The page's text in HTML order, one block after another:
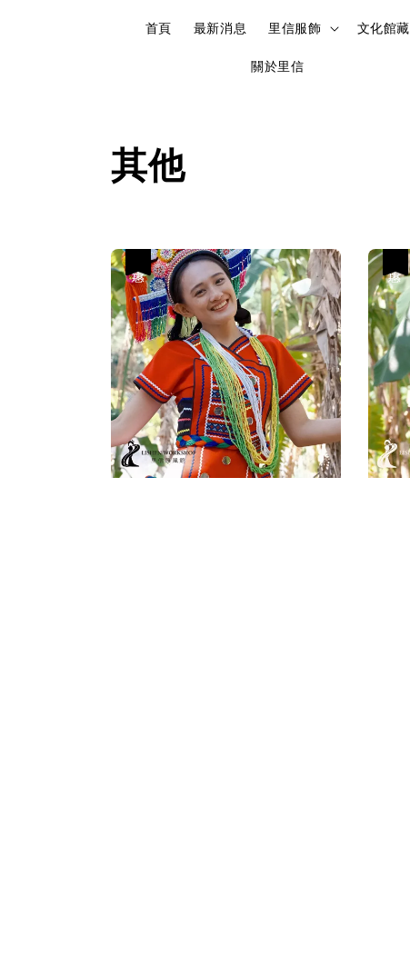
首頁 最新消息 里信服飾 文化館藏
關於里信
其他